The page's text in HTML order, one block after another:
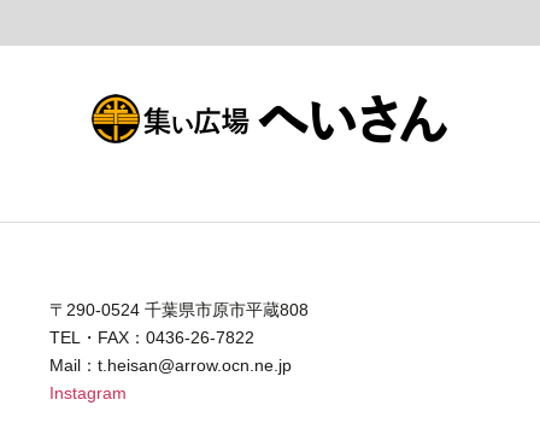
〒290-0524 千葉県市原市平蔵808
TEL・FAX：0436-26-7822
Mail：t.heisan@arrow.ocn.ne.jp
Instagram